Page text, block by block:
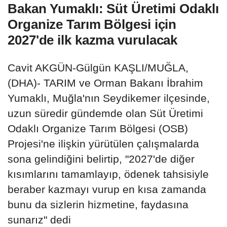
Bakan Yumaklı: Süt Üretimi Odaklı
Organize Tarım Bölgesi için
2027'de ilk kazma vurulacak
Cavit AKGÜN-Gülgün KAŞLI/MUĞLA,
(DHA)- TARIM ve Orman Bakanı İbrahim
Yumaklı, Muğla'nın Seydikemer ilçesinde,
uzun süredir gündemde olan Süt Üretimi
Odaklı Organize Tarım Bölgesi (OSB)
Projesi'ne ilişkin yürütülen çalışmalarda
sona gelindiğini belirtip, "2027'de diğer
kısımlarını tamamlayıp, ödenek tahsisiyle
beraber kazmayı vurup en kısa zamanda
bunu da sizlerin hizmetine, faydasına
sunarız" dedi